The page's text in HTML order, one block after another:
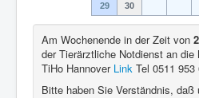
29 30
Am Wochenende in der Zeit von
der Tierärztliche Notdienst an die
TiHo Hannover Link Tel 0511 953
Bitte haben Sie Verständnis, daß